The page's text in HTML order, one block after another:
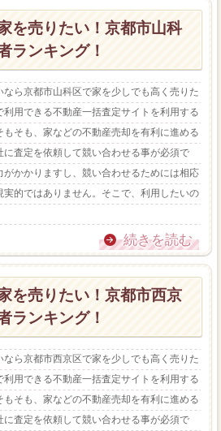
を売りたい！京都市山科
ランキング！
ら京都市山科区で家を少しでも高く売りた
用できる不動産一括査定サイトを利用する
そも、家などの不動産売却を有利に進める
査定を依頼して競い合わせる事が必須で
かかりますし、競い合わせるためには相応
的ではありません。そこで、利用したいの
続きを読む
を売りたい！京都市西京
ランキング！
ら京都市西京区で家を少しでも高く売りた
用できる不動産一括査定サイトを利用する
そも、家などの不動産売却を有利に進める
査定を依頼して競い合わせる事が必須で